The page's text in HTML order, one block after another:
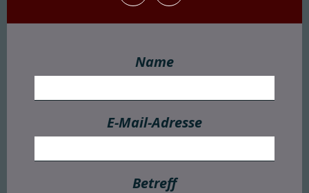
Name
E-Mail-Adresse
Betreff